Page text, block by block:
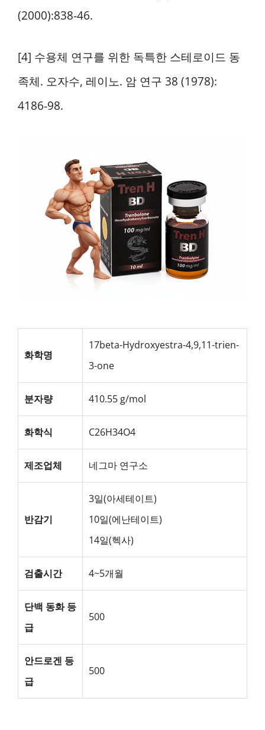
(2000):838-46.
[4] 수용체 연구를 위한 독특한 스테로이드 동
족체. 오자수, 레이노. 암 연구 38 (1978):
4186-98.
화학명
17beta-Hydroxyestra-4,9,11-trien-
3-one
분자량 410.55 g/mol
화학식 C26H34O4
제조업체 네그마 연구소
반감기
3일(아세테이트)
10일(에난테이트)
14일(헥사)
검출시간 4~5개월
단백 동화 등
급
500
안드로겐 등
급
500